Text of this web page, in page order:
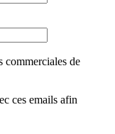
commerciales de
ces emails afin